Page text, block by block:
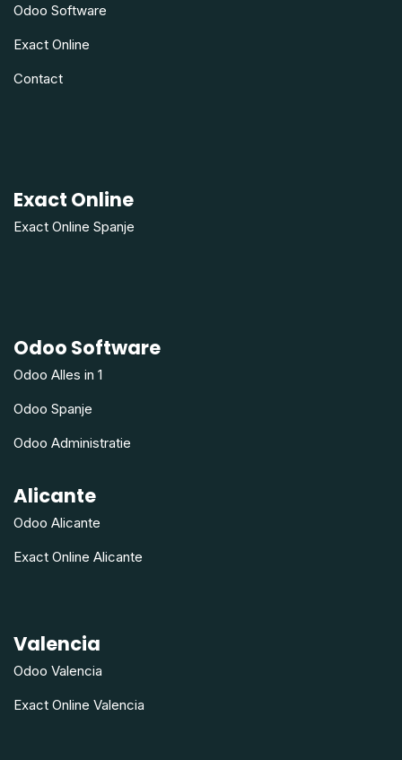
Odoo Software
Exact Online
Contact
Exact Online
Exact Online Spanje
Odoo Software
Odoo Alles in 1
Odoo Spanje
Odoo Administratie
Alicante
Odoo Alicante
Exact Online Alicante
Valencia
Odoo Valencia
Exact Online Valencia